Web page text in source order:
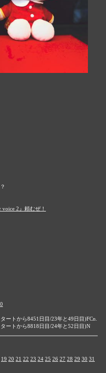
2』頼むぜ！
ートから8451日目/23年と49日目)FCn.
ートから8818日目/24年と52日目)N
19 20 21 22 23 24 25 26 27 28 29 30 31